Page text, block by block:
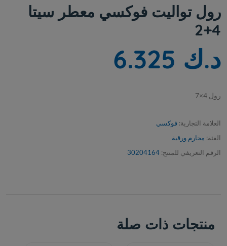
رول تواليت فوكسي معطر سيتا
4+2
د.ك 6.325
7×4 لور
العلامة التجارية: فوكسي
الفئة: محارم ورقية
الرقم التعريفي للمنتج: 30204164
منتجات ذات صلة